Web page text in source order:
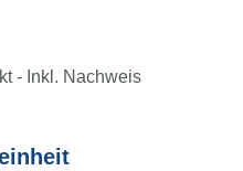
- Inkl. Nachweis